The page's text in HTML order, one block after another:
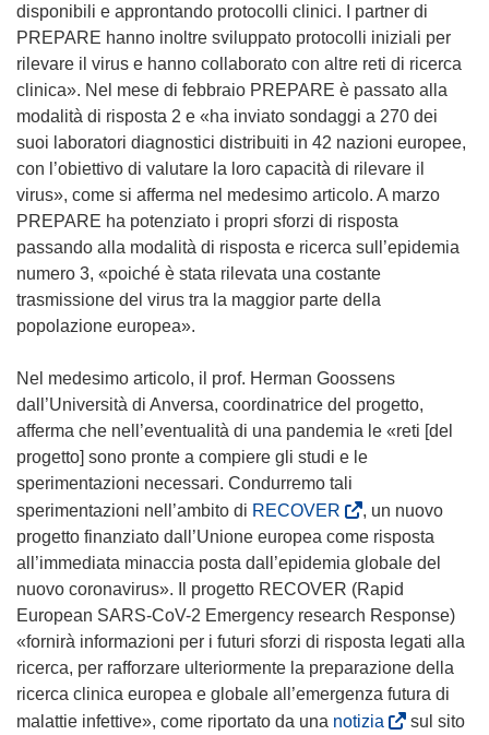
disponibili e approntando protocolli clinici. I partner di
PREPARE hanno inoltre sviluppato protocolli iniziali per
rilevare il virus e hanno collaborato con altre reti di ricerca
clinica». Nel mese di febbraio PREPARE è passato alla
modalità di risposta 2 e «ha inviato sondaggi a 270 dei
suoi laboratori diagnostici distribuiti in 42 nazioni europee,
con l’obiettivo di valutare la loro capacità di rilevare il
virus», come si afferma nel medesimo articolo. A marzo
PREPARE ha potenziato i propri sforzi di risposta
passando alla modalità di risposta e ricerca sull’epidemia
numero 3, «poiché è stata rilevata una costante
trasmissione del virus tra la maggior parte della
popolazione europea».
Nel medesimo articolo, il prof. Herman Goossens
dall’Università di Anversa, coordinatrice del progetto,
afferma che nell’eventualità di una pandemia le «reti [del
progetto] sono pronte a compiere gli studi e le
sperimentazioni necessari. Condurremo tali
sperimentazioni nell’ambito di RECOVER
s
i
a
p
r
e
i
n
, un nuovo
progetto finanziato dall’Unione europea come risposta
all’immediata minaccia posta dall’epidemia globale del
nuovo coronavirus». Il progetto RECOVER (Rapid
European SARS-CoV-2 Emergency research Response)
«fornirà informazioni per i futuri sforzi di risposta legati alla
ricerca, per rafforzare ulteriormente la preparazione della
ricerca clinica europea e globale all’emergenza futura di
malattie infettive», come riportato da una notizia sul sito